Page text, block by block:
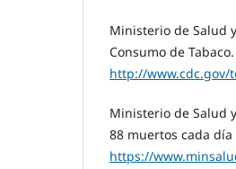
Ministerio de Salud
Consumo de
http://www.cdc.gov/
Ministerio de Salud
88 muertos cada
https://